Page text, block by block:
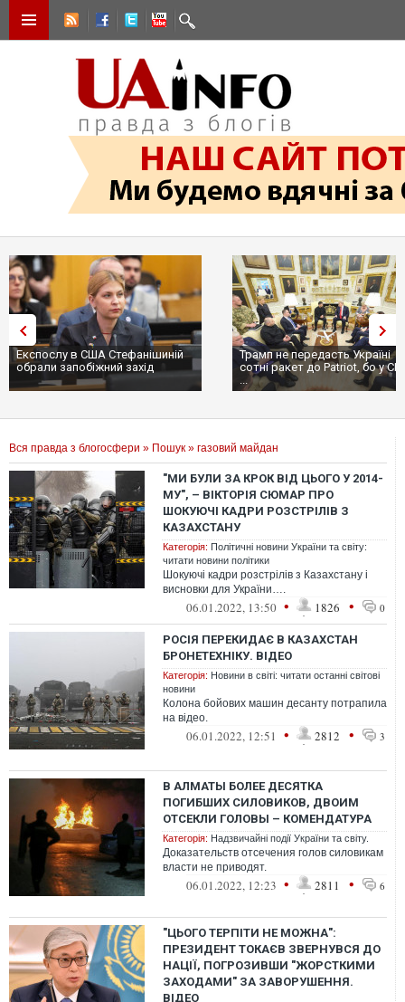
Експослу в США Стефанішиній
обрали запобіжний захід
Трамп не передасть Україні
сотні ракет до Patriot, бо у
...
Вся правда з блогосфери » Пошук » газовий майдан
"МИ БУЛИ ЗА КРОК ВІД ЦЬОГО У 2014-
МУ", – ВІКТОРІЯ СЮМАР ПРО
ШОКУЮЧІ КАДРИ РОЗСТРІЛІВ З
КАЗАХСТАНУ
Категорія: Політичні новини України та світу:
читати новини політики
Шокуючі кадри розстрілів з Казахстану і
висновки для України….
06.01.2022, 13:50 • 1826 • 0
РОСІЯ ПЕРЕКИДАЄ В КАЗАХСТАН
БРОНЕТЕХНІКУ. ВІДЕО
Категорія: Новини в світі: читати останні світові
новини
Колона бойових машин десанту потрапила
на відео.
06.01.2022, 12:51 • 2812 • 3
В АЛМАТЫ БОЛЕЕ ДЕСЯТКА
ПОГИБШИХ СИЛОВИКОВ, ДВОИМ
ОТСЕКЛИ ГОЛОВЫ – КОМЕНДАТУРА
Категорія: Надзвичайні події України та світу.
Доказательств отсечения голов силовикам
власти не приводят.
06.01.2022, 12:23 • 2811 • 6
"ЦЬОГО ТЕРПІТИ НЕ МОЖНА":
ПРЕЗИДЕНТ ТОКАЄВ ЗВЕРНУВСЯ ДО
НАЦІЇ, ПОГРОЗИВШИ "ЖОРСТКИМИ
ЗАХОДАМИ" ЗА ЗАВОРУШЕННЯ.
ВІДЕО